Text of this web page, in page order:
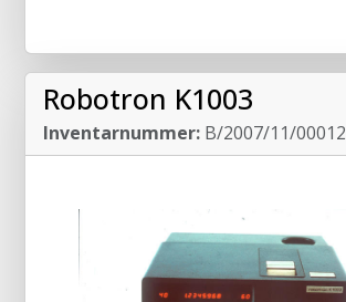
Robotron K1003
Inventarnummer: B/2007/11/00012